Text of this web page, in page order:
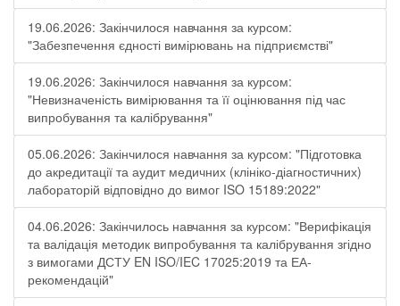
19.06.2026: Закінчилося навчання за курсом:
"Забезпечення єдності вимірювань на підприємстві"
19.06.2026: Закінчилося навчання за курсом:
"Невизначеність вимірювання та її оцінювання під час
випробування та калібрування"
05.06.2026: Закінчилося навчання за курсом: "Підготовка
до акредитації та аудит медичних (клініко-діагностичних)
лабораторій відповідно до вимог ISO 15189:2022"
04.06.2026: Закінчилось навчання за курсом: "Верифікація
та валідація методик випробування та калібрування згідно
з вимогами ДСТУ EN ISO/IEC 17025:2019 та ЕА-
рекомендацій"